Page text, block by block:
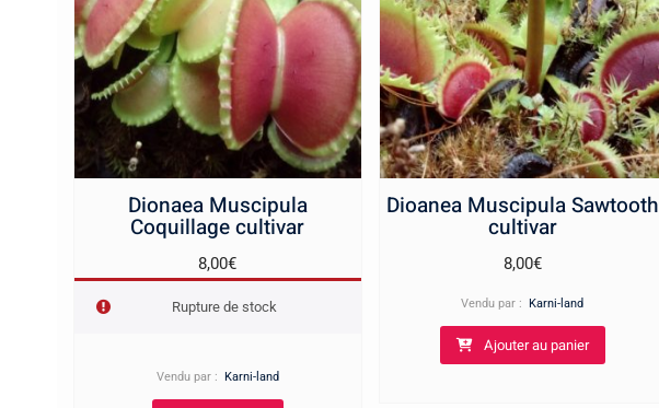
Dionaea Muscipula
Coquillage cultivar
8,00€
Rupture de stock
Vendu par : Karni-land
Dioanea Muscipula Sawtooth
cultivar
8,00€
Vendu par :Karni-land
Ajouter au panier